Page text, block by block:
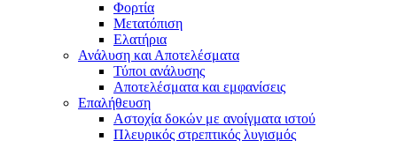
Φορτία
Μετατόπιση
Ελατήρια
Ανάλυση και Αποτελέσματα
Τύποι ανάλυσης
Αποτελέσματα και εμφανίσεις
Επαλήθευση
Αστοχία δοκών με ανοίγματα ιστού
Πλευρικός στρεπτικός λυγισμός